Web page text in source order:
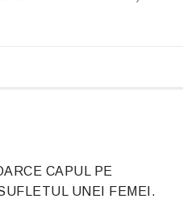
CAPUL PE
UNEI FEMEI.